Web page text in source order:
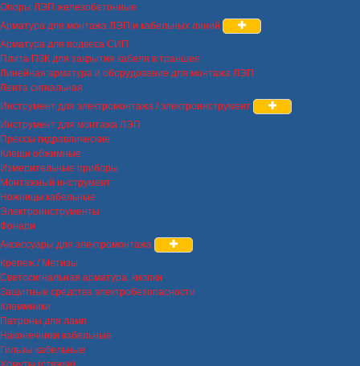
Опоры ЛЭП железобетонные
Арматура для монтажа ЛЭП и кабельных линий
Арматура для подвеса СИП
Плита ПЗК для закрытия кабеля в траншее
Линейная арматура и оборудование для монтажа ЛЭП
Лента сигнальная
Инструмент для электромонтажа / электроинструмент
Инструмент для монтажа ЛЭП
Прессы гидравлические
Клещи обжимные
Измерительные приборы
Монтажный инструмент
Ножницы кабельные
Электроинструменты
Фонари
Аксессуары для электромонтажа
Крепеж / Метизы
Светосигнальная арматура, кнопки
Защитные средства электробезопасности
Клеммники
Патроны для ламп
Наконечники кабельные
Гильзы кабельные